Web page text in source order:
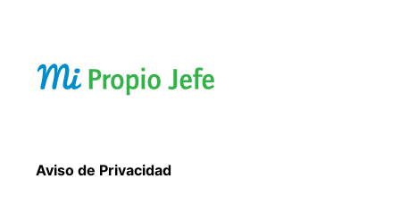
Aviso de Privacidad